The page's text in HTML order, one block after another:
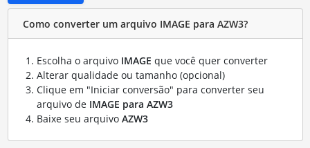
Como converter um arquivo IMAGE para AZW3?
Escolha o arquivo IMAGE que você quer converter
Alterar qualidade ou tamanho (opcional)
Clique em "Iniciar conversão" para converter seu
arquivo de IMAGE para AZW3
Baixe seu arquivo AZW3